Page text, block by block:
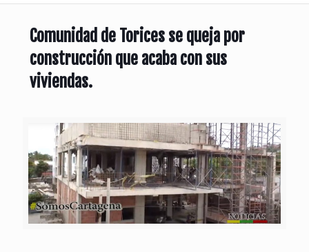
Comunidad de Torices se queja por
construcción que acaba con sus
viviendas.